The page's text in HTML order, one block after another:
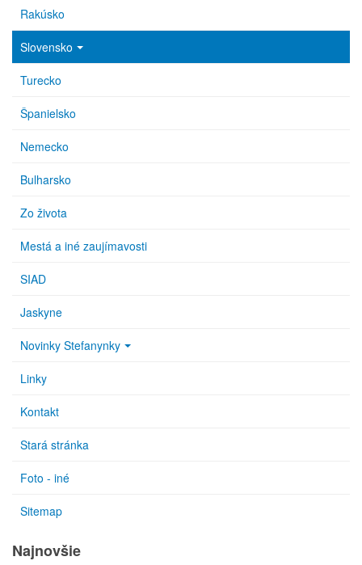
Rakúsko
Slovensko
Turecko
Španielsko
Nemecko
Bulharsko
Zo života
Mestá a iné zaujímavosti
SIAD
Jaskyne
Novinky Stefanynky
Linky
Kontakt
Stará stránka
Foto - iné
Sitemap
Najnovšie